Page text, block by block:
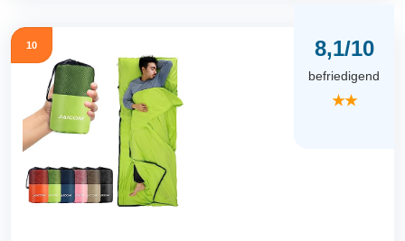
10 8,1/10
befriedigend
★★